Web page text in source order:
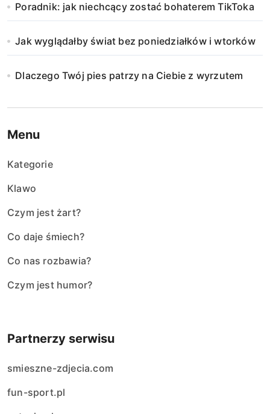
Poradnik: jak niechcący zostać bohaterem TikToka
Jak wyglądałby świat bez poniedziałków i wtorków
Dlaczego Twój pies patrzy na Ciebie z wyrzutem
Menu
Kategorie
Klawo
Czym jest żart?
Co daje śmiech?
Co nas rozbawia?
Czym jest humor?
Partnerzy serwisu
smieszne-zdjecia.com
fun-sport.pl